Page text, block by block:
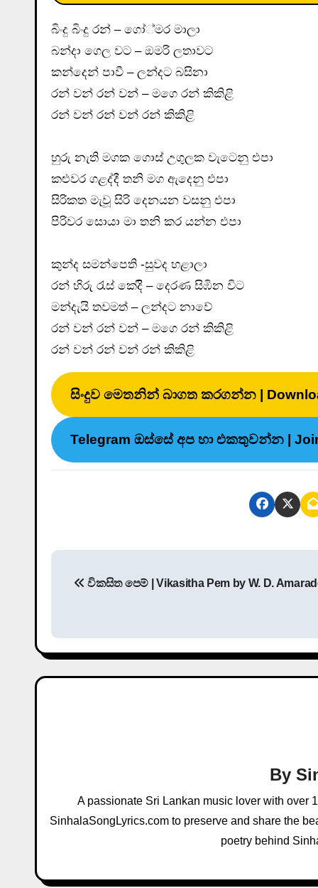
බිංදු බිංදු රන් – ගෝ්මර මාලා
බන්දා ගෙල වට – ඔමරි ලතාවට
කන්දෙන් පාවී – ලන්දට බසිනා
රන් වන් රන් වන් – මගෙ රන් කිකිළි
රන් වන් රන් වන් රන් කිකිළි
හුරු නැති මගක ගොස් උගුලක වැටෙනු එපා
කළුවර ගළද්දී තනි මග ඇදෙනු එපා
සිරිකත මැවූ සිරි දෙනයන වසනු එපා
පිරිවර සොයා මා තනි කර යන්න එපා
කුන්ද සමන්පෙති -සුවද හළාලා
රන් හිරු රැස් කෙදිි – දෙරණ සිඹින විට
මන්දැයි තවමත් – ලන්දට නාවේ
රන් වන් රන් වන් – මගෙ රන් කිකිළි
රන් වන් රන් වන් රන් කිකිළි
සිංදුව මෙතනින් බාගත කරගන්න |
Telegram ඔස්සේ අප හා එකතුවන්න |
t
n
a
විකසිත පෙම් | Vikasitha Pem by W. D.
By
A passionate Sri Lankan music lover with over
SinhalaSongLyrics.com to preserve and share the
poetry behind